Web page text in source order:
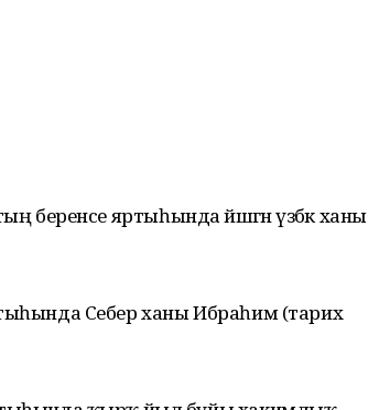
беренсе яртыһында йәшәгән үзбәк ханы
Себер ханы Ибраһим (тарих